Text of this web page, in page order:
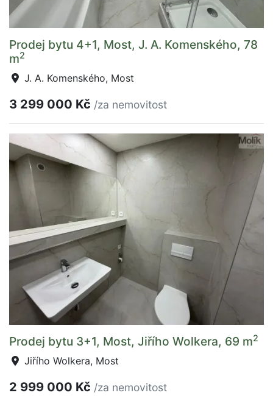
Prodej bytu 4+1, Most, J. A. Komenského, 78
m2
J. A. Komenského, Most
3 299 000 Kč /za nemovitost
Prodej bytu 3+1, Most, Jiřího Wolkera, 69 m2
Jiřího Wolkera, Most
2 999 000 Kč /za nemovitost